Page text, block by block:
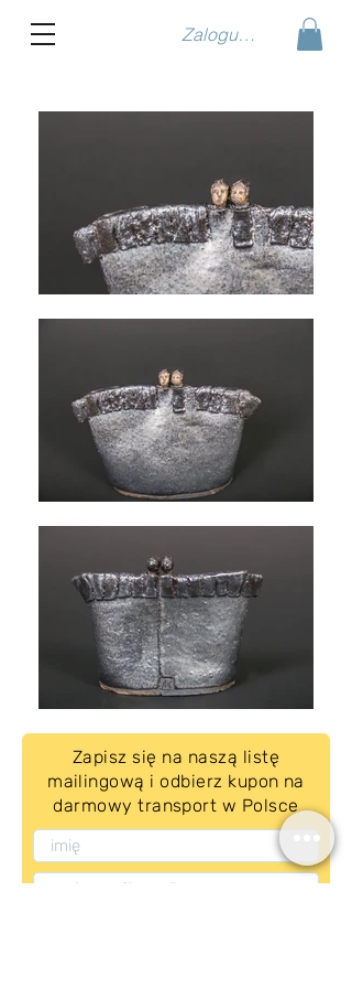
Zaloguj się
Zapisz się na naszą listę
mailingową i odbierz kupon na
darmowy transport w Polsce